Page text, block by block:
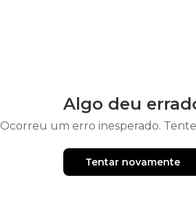
Algo deu
Ocorreu um erro inesperado.
Tentar novamente